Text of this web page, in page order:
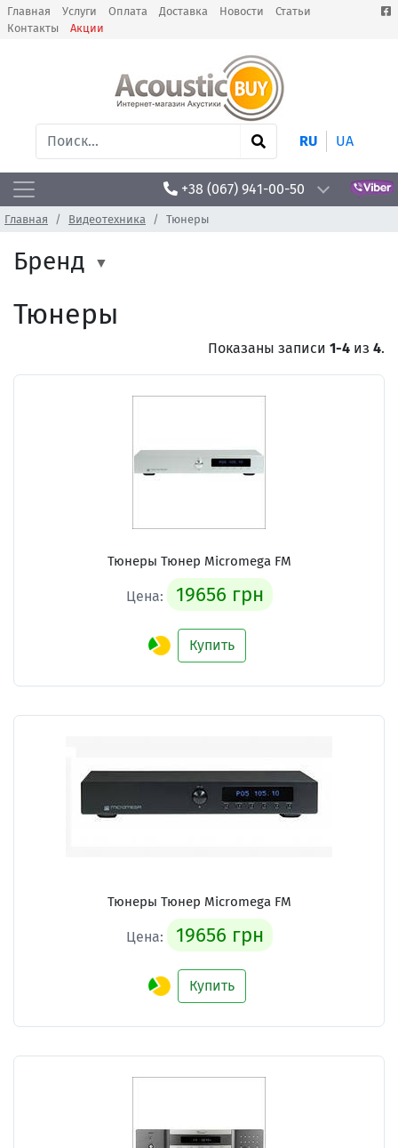
Главная Услуги Оплата Доставка Новости
Статьи
Контакты
Акции
RU UA
+38 (067) 941-00-50
Главная Видеотехника Тюнеры
Бренд
Тюнеры
Показаны записи 1-4 из 4.
Тюнеры Тюнер Micromega FM
Цена: 19656 грн
Купить
Тюнеры Тюнер Micromega FM
Цена: 19656 грн
Купить